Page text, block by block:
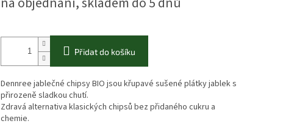
Přidat do košíku
Dennree jablečné chipsy BIO jsou křupavé sušené plátky jablek s
přirozeně sladkou chutí.
Zdravá alternativa klasických chipsů bez přidaného cukru a
chemie.